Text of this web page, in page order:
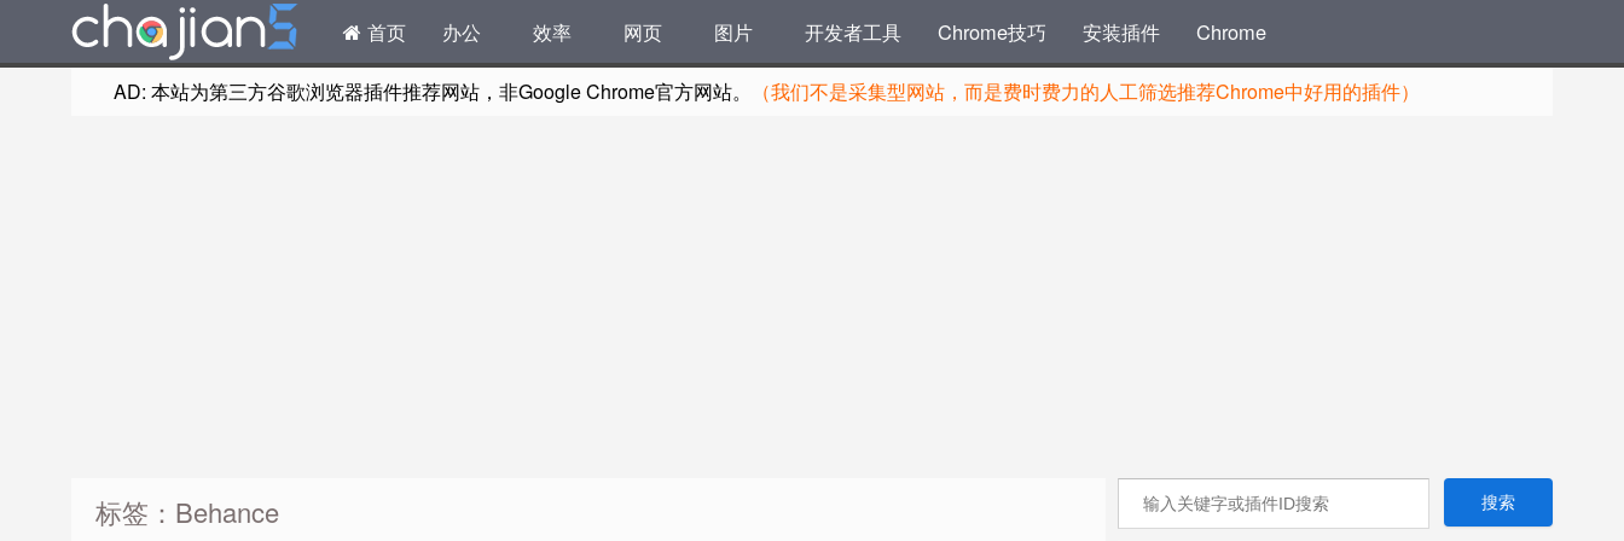
首页 办公 效率 网页 图片 开发者工具 Chrome技巧 安装插件 Chrome
AD: 本站为第三方谷歌浏览器插件推荐网站，非Google Chrome官方网站。 （我们不是采集型网站，而是费时费力的人工筛选推荐Chrome中好用的插件）
标签：Behance